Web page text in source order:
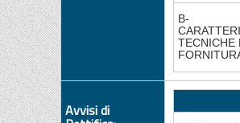
B-
TECNICHE
Avvisi di